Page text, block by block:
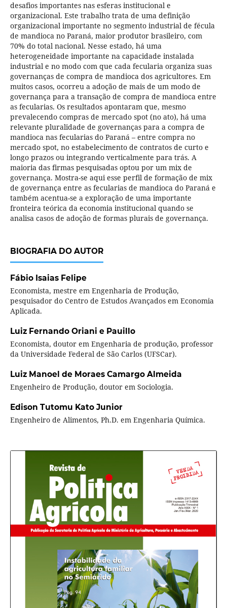
desafios importantes nas esferas institucional e
organizacional. Este trabalho trata de uma definição
organizacional importante no segmento industrial de fécula
de mandioca no Paraná, maior produtor brasileiro, com
70% do total nacional. Nesse estado, há uma
heterogeneidade importante na capacidade instalada
industrial e no modo com que cada fecularia organiza suas
governanças de compra de mandioca dos agricultores. Em
muitos casos, ocorreu a adoção de mais de um modo de
governança para a transação de compra de mandioca entre
as fecularias. Os resultados apontaram que, mesmo
prevalecendo compras de mercado spot (no ato), há uma
relevante pluralidade de governanças para a compra de
mandioca nas fecularias do Paraná – entre compra no
mercado spot, no estabelecimento de contratos de curto e
longo prazos ou integrando verticalmente para trás. A
maioria das firmas pesquisadas optou por um mix de
governança. Mostra-se aqui esse perfil de formação de mix
de governança entre as fecularias de mandioca do Paraná e
também acentua-se a exploração de uma importante
fronteira teórica da economia institucional quando se
analisa casos de adoção de formas plurais de governança.
BIOGRAFIA DO AUTOR
Fábio Isaias Felipe
Economista, mestre em Engenharia de Produção,
pesquisador do Centro de Estudos Avançados em Economia
Aplicada.
Luiz Fernando Oriani e Pauillo
Economista, doutor em Engenharia de produção, professor
da Universidade Federal de São Carlos (UFSCar).
Luiz Manoel de Moraes Camargo Almeida
Engenheiro de Produção, doutor em Sociologia.
Edison Tutomu Kato Junior
Engenheiro de Alimentos, Ph.D. em Engenharia Química.